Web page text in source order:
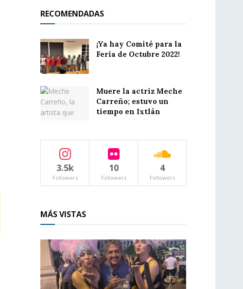
RECOMENDADAS
¡Ya hay Comité para la
Feria de Octubre 2022!
Muere la actriz Meche
Carreño; estuvo un
tiempo en Ixtlán
3.5k
Followers
10
Followers
4
Followers
MÁS VISTAS